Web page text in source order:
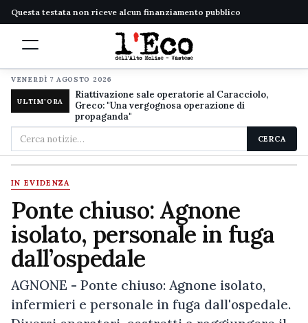
Questa testata non riceve alcun finanziamento pubblico
VENERDÌ 7 AGOSTO 2026
ULTIM'ORA
Riattivazione sale operatorie al Caracciolo,
Greco: "Una vergognosa operazione di
propaganda"
Cerca
nel
sito
CERCA
IN EVIDENZA
Ponte chiuso: Agnone
isolato, personale in fuga
dall’ospedale
AGNONE - Ponte chiuso: Agnone isolato,
infermieri e personale in fuga dall'ospedale.